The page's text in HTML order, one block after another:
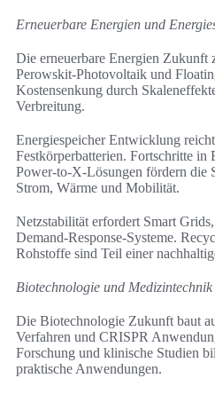
Erneuerbare Energien und
Die erneuerbare Energien Zukunft
Perowskit-Photovoltaik und
Kostensenkung durch
Verbreitung.
Energiespeicher Entwicklung
Festkörperbatterien. Fortschritte in
Power-to-X-Lösungen fördern die
Strom, Wärme und Mobilität.
Netzstabilität erfordert Smart
Demand-Response-Systeme.
Rohstoffe sind Teil einer
Biotechnologie und Medizintechnik
Die Biotechnologie Zukunft baut
Verfahren und CRISPR
Forschung und klinische Studien
praktische Anwendungen.